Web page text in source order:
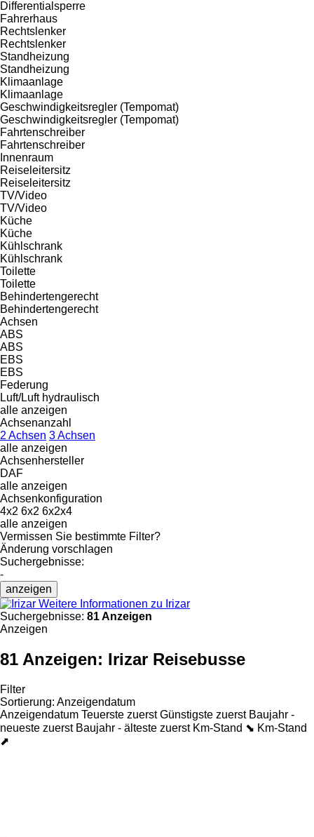
Differentialsperre
Fahrerhaus
Rechtslenker
Rechtslenker
Standheizung
Standheizung
Klimaanlage
Klimaanlage
Geschwindigkeitsregler (Tempomat)
Geschwindigkeitsregler (Tempomat)
Fahrtenschreiber
Fahrtenschreiber
Innenraum
Reiseleitersitz
Reiseleitersitz
TV/Video
TV/Video
Küche
Küche
Kühlschrank
Kühlschrank
Toilette
Toilette
Behindertengerecht
Behindertengerecht
Achsen
ABS
ABS
EBS
EBS
Federung
Luft/Luft hydraulisch
alle anzeigen
Achsenanzahl
2 Achsen 3 Achsen
alle anzeigen
Achsenhersteller
DAF
alle anzeigen
Achsenkonfiguration
4x2 6x2 6x2x4
alle anzeigen
Vermissen Sie bestimmte Filter?
Änderung vorschlagen
Suchergebnisse:
-
anzeigen
Weitere Informationen zu Irizar
Suchergebnisse: 81 Anzeigen
Anzeigen
81 Anzeigen: Irizar Reisebusse
Filter
Sortierung: Anzeigendatum
Anzeigendatum Teuerste zuerst Günstigste zuerst Baujahr -
neueste zuerst Baujahr - älteste zuerst Km-Stand ⬊ Km-Stand
⬈